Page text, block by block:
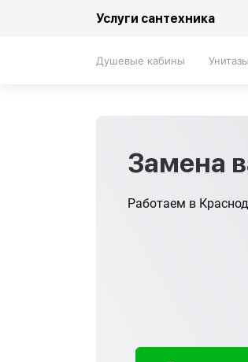
Услуги сантехника
Душевые кабины Унитазы
Замена
Работаем в